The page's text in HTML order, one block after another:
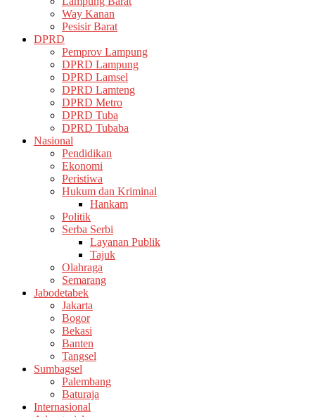
Way Kanan
Pesisir Barat
DPRD
Pemprov Lampung
DPRD Lampung
DPRD Lamsel
DPRD Lamteng
DPRD Metro
DPRD Tuba
DPRD Tubaba
Nasional
Pendidikan
Ekonomi
Peristiwa
Hukum dan Kriminal
Hankam
Politik
Serba Serbi
Layanan Publik
Tajuk
Olahraga
Semarang
Jabodetabek
Jakarta
Bogor
Bekasi
Banten
Tangsel
Sumbagsel
Palembang
Baturaja
Internasional